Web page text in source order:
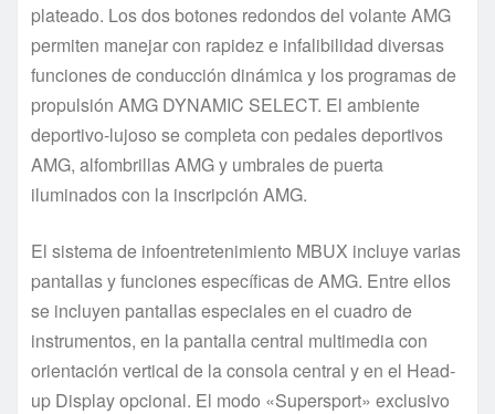
plateado. Los dos botones redondos del volante AMG
permiten manejar con rapidez e infalibilidad diversas
funciones de conducción dinámica y los programas de
propulsión AMG DYNAMIC SELECT. El ambiente
deportivo-lujoso se completa con pedales deportivos
AMG, alfombrillas AMG y umbrales de puerta
iluminados con la inscripción AMG.
El sistema de infoentretenimiento MBUX incluye varias
pantallas y funciones específicas de AMG. Entre ellos
se incluyen pantallas especiales en el cuadro de
instrumentos, en la pantalla central multimedia con
orientación vertical de la consola central y en el Head-
up Display opcional. El modo «Supersport» exclusivo